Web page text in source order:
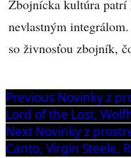
Zbojnícka kultúra
nevlastným
so živnosťou zbojník,
Navigácia
v
článku
Previous Previous
post:
Novinky z
Lord of the Lost,
Next Next
post:
Novinky z
Canto, Virgin Steele,